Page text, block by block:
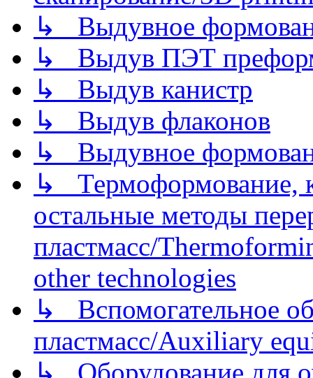
↳ Выдувное
↳ Выдув ПЭТ
↳ Выдув канистр
↳ Выдув флаконов
↳ Выдувное
↳ Термоформование,
остальные методы
пластмасс/
other technologies
↳ Вспомогательное
пластмасс/Auxiliary
↳ Оборудование для